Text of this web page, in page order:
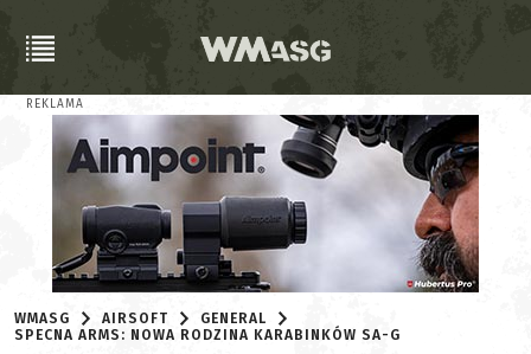
REKLAMA
WMASG AIRSOFT
GENERAL
SPECNA ARMS: NOWA RODZINA KARABINKÓW SA-G